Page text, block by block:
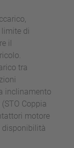
di
il
tra
inclinamento
Coppia
motore
disponibilità